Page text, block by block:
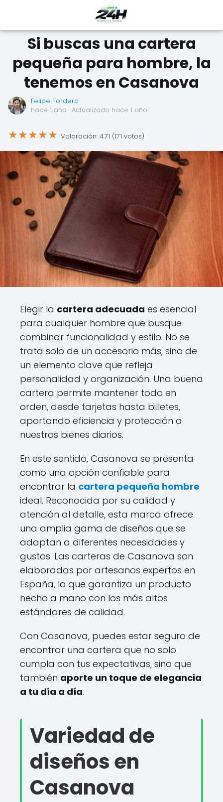
Si buscas una cartera
pequeña para hombre, la
tenemos en Casanova
Felipe Tordero
hace 1 año · Actualizado hace 1 año
★★★★★ Valoración: 4.71 (171 votos)
Elegir la cartera adecuada es esencial
para cualquier hombre que busque
combinar funcionalidad y estilo. No se
trata solo de un accesorio más, sino de
un elemento clave que refleja
personalidad y organización. Una buena
cartera permite mantener todo en
orden, desde tarjetas hasta billetes,
aportando eficiencia y protección a
nuestros bienes diarios.
En este sentido, Casanova se presenta
como una opción confiable para
encontrar la cartera pequeña hombre
ideal. Reconocida por su calidad y
atención al detalle, esta marca ofrece
una amplia gama de diseños que se
adaptan a diferentes necesidades y
gustos. Las carteras de Casanova son
elaboradas por artesanos expertos en
España, lo que garantiza un producto
hecho a mano con los más altos
estándares de calidad.
Con Casanova, puedes estar seguro de
encontrar una cartera que no solo
cumpla con tus expectativas, sino que
también aporte un toque de elegancia
a tu día a día.
Variedad de
diseños en
Casanova